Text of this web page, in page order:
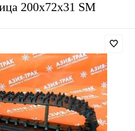
200x72x31 SM